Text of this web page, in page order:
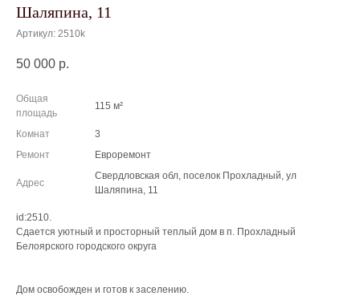
Шаляпина, 11
Артикул: 2510k
50 000 р.
Общая
площадь
115 м²
Комнат
3
Ремонт
Евроремонт
Адрес
Свердловская обл, поселок Прохладный, ул
Шаляпина, 11
id:2510.
Сдается уютный и просторный теплый дом в п. Прохладный
Белоярского городского округа
Дом освобожден и готов к заселению.